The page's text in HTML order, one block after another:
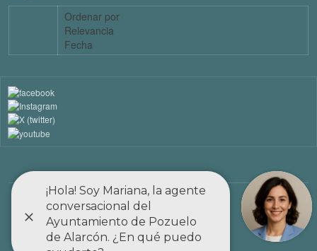
Ordenar por
Relevancia
Fecha